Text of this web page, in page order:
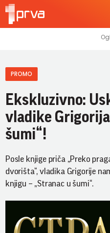
PROMO
Ekskluzivno:
vladike
šumi“!
Posle knjige priča „Preko
dvorišta“, vladika Grigorije
knjigu – „Stranac u šumi“.